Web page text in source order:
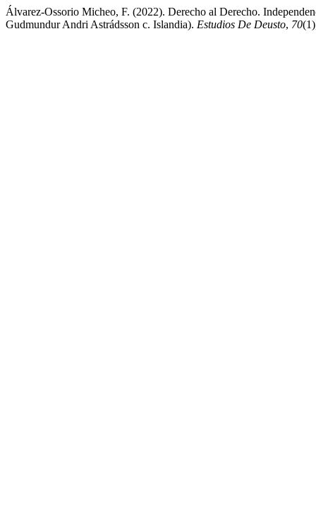
Álvarez-Ossorio Micheo, F. (2022). Derecho al Derecho.
Gudmundur Andri Astrádsson c. Islandia). Estudios De Deusto, 70